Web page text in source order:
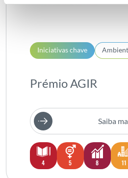
Iniciativas chave
Prémio AGIR
Saiba
4 5 8 11